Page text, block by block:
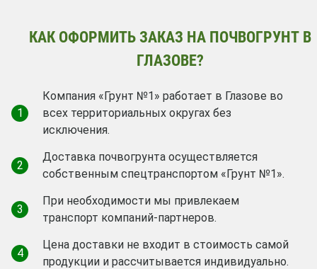
КАК ОФОРМИТЬ ЗАКАЗ НА ПОЧВОГРУНТ В
ГЛАЗОВЕ?
1
Компания «Грунт №1» работает в Глазове во
всех территориальных округах без
исключения.
2
Доставка почвогрунта осуществляется
собственным спецтранспортом «Грунт №1».
3
При необходимости мы привлекаем
транспорт компаний-партнеров.
4
Цена доставки не входит в стоимость самой
продукции и рассчитывается индивидуально.